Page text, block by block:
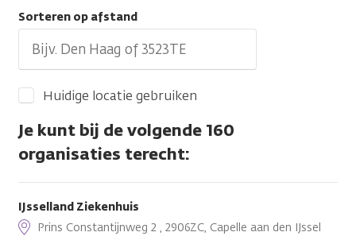
Sorteren op afstand
Huidige locatie gebruiken
Je kunt bij de volgende 160
organisaties terecht:
IJsselland Ziekenhuis
Prins Constantijnweg 2 , 2906ZC, Capelle aan den IJssel